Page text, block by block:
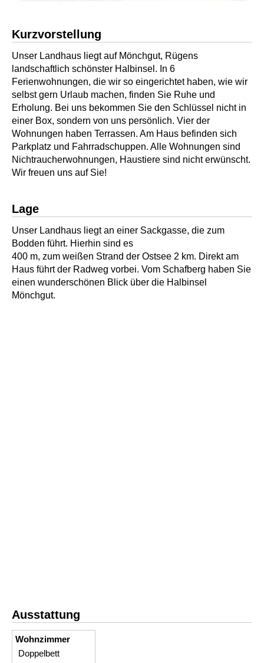
Kurzvorstellung
Unser Landhaus liegt auf Mönchgut, Rügens
landschaftlich schönster Halbinsel. In 6
Ferienwohnungen, die wir so eingerichtet haben, wie wir
selbst gern Urlaub machen, finden Sie Ruhe und
Erholung. Bei uns bekommen Sie den Schlüssel nicht in
einer Box, sondern von uns persönlich. Vier der
Wohnungen haben Terrassen. Am Haus befinden sich
Parkplatz und Fahrradschuppen. Alle Wohnungen sind
Nichtraucherwohnungen, Haustiere sind nicht erwünscht.
Wir freuen uns auf Sie!
Lage
Unser Landhaus liegt an einer Sackgasse, die zum
Bodden führt. Hierhin sind es
400 m, zum weißen Strand der Ostsee 2 km. Direkt am
Haus führt der Radweg vorbei. Vom Schafberg haben Sie
einen wunderschönen Blick über die Halbinsel
Mönchgut.
Ausstattung
Wohnzimmer
Doppelbett